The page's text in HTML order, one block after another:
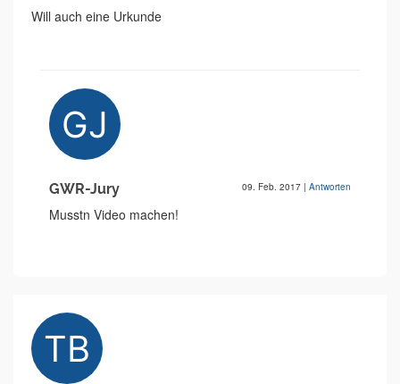
Will auch eine Urkunde
GWR-Jury 09. Feb. 2017 | Antworten
Musstn Video machen!